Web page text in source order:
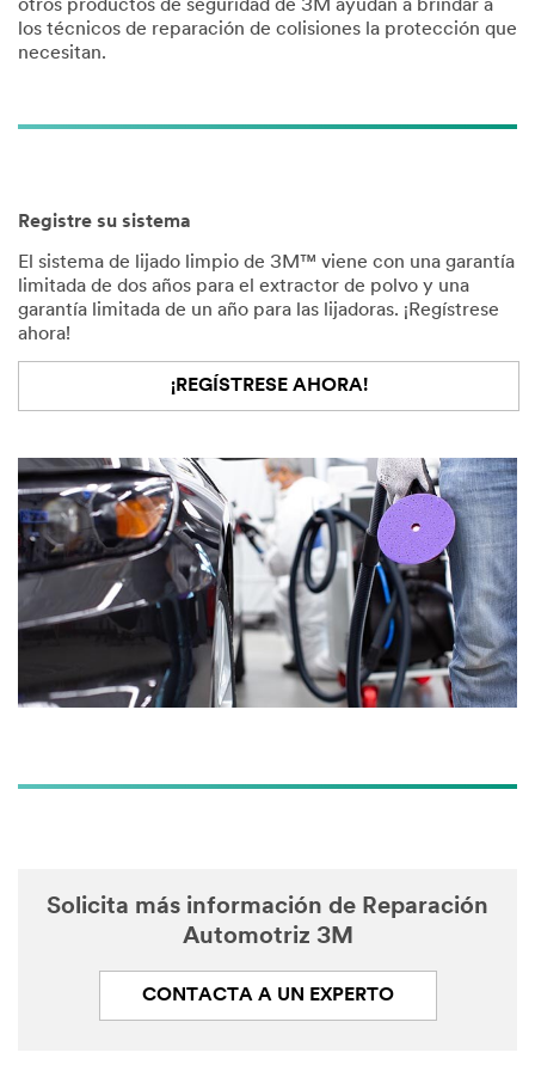
Select One
City
Zip/Postal
Industry
Select One
Numb
repair shop
Select One
Contact
Select One
dust-control
otros productos de seguridad de 3M ayudan a brindar a
los técnicos de reparación de colisiones la protección que
necesitan.
Registre su sistema
El sistema de lijado limpio de 3M™ viene con una garantía
limitada de dos años para el extractor de polvo y una
garantía limitada de un año para las lijadoras. ¡Regístrese
ahora!
¡REGÍSTRESE AHORA!
Solicita más información de Reparación
Automotriz 3M
CONTACTA A UN EXPERTO